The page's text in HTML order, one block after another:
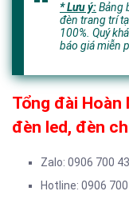
* Lưu ý:Bảng
đèn trang trí
100%. Quý
báo giá miễn
Tổng đài Hoàn
đèn led, đèn
Zalo: 0906 700
Hotline: 0906